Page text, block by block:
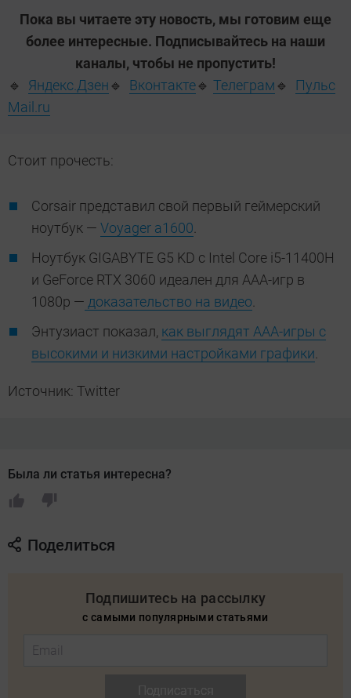
Пока вы читаете эту новость, мы готовим еще
более интересные. Подписывайтесь на наши
каналы, чтобы не пропустить!
🔹 Яндекс.Дзен 🔹 Вконтакте🔹 Телеграм 🔹 Пульс
Mail.ru
Стоит прочесть:
Corsair представил свой первый геймерский
ноутбук — Voyager a1600
Ноутбук GIGABYTE G5 KD с Intel Core i5-11400H
и GeForce RTX 3060 идеален для ААА-игр в
1080p — доказательство на видео
Энтузиаст показал, как выглядят ААА-игры с
высокими и низкими настройками графики
Источник: Twitter
Была ли статья интересна?
Поделиться
Подпишитесь на рассылку
с самыми популярными статьями